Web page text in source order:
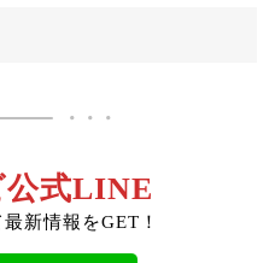
式LINE
新情報をGET！